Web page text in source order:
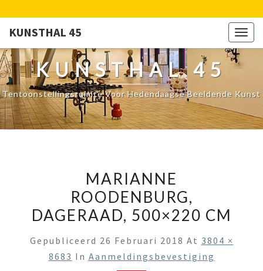
KUNSTHAL 45
KUNSTHAL 45
Tentoonstellingsruimte Voor Hedendaagse Beeldende Kunst
MARIANNE
ROODENBURG,
DAGERAAD, 500×220 CM
Gepubliceerd 26 Februari 2018 At 3804 ×
8683 In Aanmeldingsbevestiging